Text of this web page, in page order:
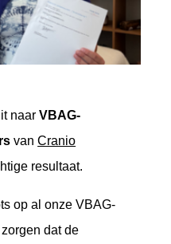
naarVBAG-
vanCranio
resultaat.
op al onze VBAG-
dat de